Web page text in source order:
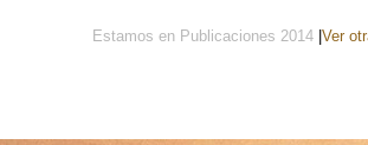
Estamos en Publicaciones 2014| Ver